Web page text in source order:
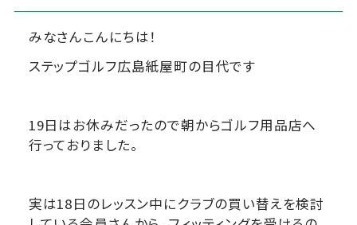
みなさんこんにちは！
ステップゴルフ広島紙屋町の目代です
19日はお休みだったので朝からゴルフ用品店へ
行っておりました。
実は18日のレッスン中にクラブの買い替えを検討